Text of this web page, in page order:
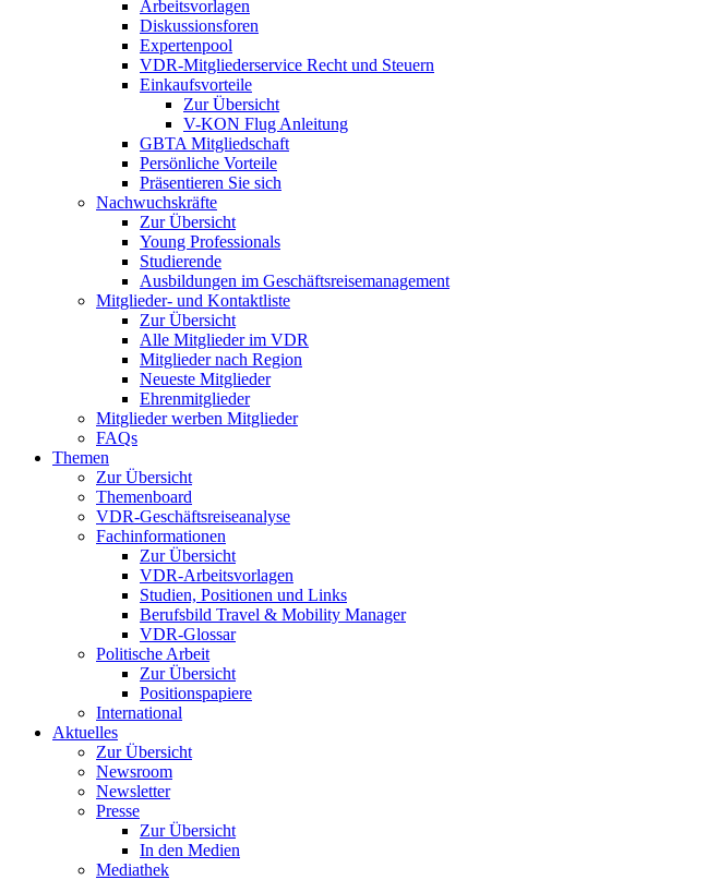
Arbeitsvorlagen
Diskussionsforen
Expertenpool
VDR-Mitgliederservice Recht und Steuern
Einkaufsvorteile
Zur Übersicht
V-KON Flug Anleitung
GBTA Mitgliedschaft
Persönliche Vorteile
Präsentieren Sie sich
Nachwuchskräfte
Zur Übersicht
Young Professionals
Studierende
Ausbildungen im Geschäftsreisemanagement
Mitglieder- und Kontaktliste
Zur Übersicht
Alle Mitglieder im VDR
Mitglieder nach Region
Neueste Mitglieder
Ehrenmitglieder
Mitglieder werben Mitglieder
FAQs
Themen
Zur Übersicht
Themenboard
VDR-Geschäftsreiseanalyse
Fachinformationen
Zur Übersicht
VDR-Arbeitsvorlagen
Studien, Positionen und Links
Berufsbild Travel & Mobility Manager
VDR-Glossar
Politische Arbeit
Zur Übersicht
Positionspapiere
International
Aktuelles
Zur Übersicht
Newsroom
Newsletter
Presse
Zur Übersicht
In den Medien
Mediathek